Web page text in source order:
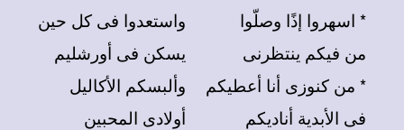
واستعدوا فى كل حين
* اسهروا إذًا وصلّوا
يسكن فى أورشليم
من فيكم ينتظرنى
وألبسكم الأكاليل
* من كنوزى أنا أعطيكم
أولادى المحبين
فى الأبدية أناديكم